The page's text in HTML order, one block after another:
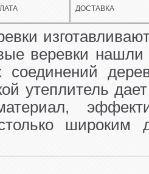
ДОСТАВКА
веревки
соединений
утеплитель
широким